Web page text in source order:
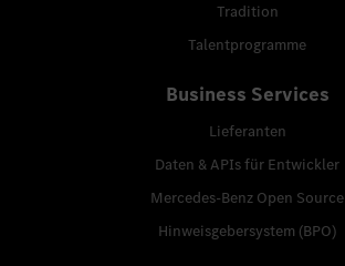
Tradition
Talentprogramme
Business Services
Lieferanten
Daten & APIs für Entwickler
Mercedes-Benz Open Source
Hinweisgebersystem (BPO)